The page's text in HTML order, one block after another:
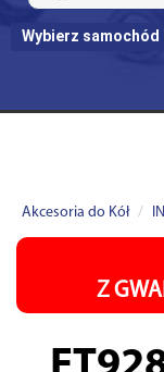
Wybierz samochód
Akcesoria do Kół
Z